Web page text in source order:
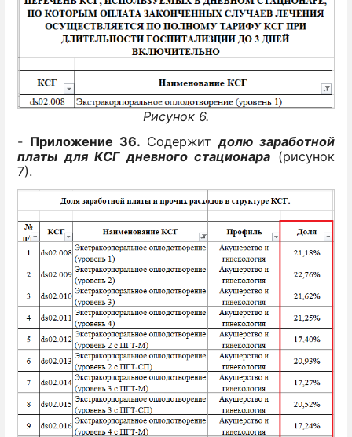
Рисунок 6.
- Приложение 36. Содержит долю заработной
платы для КСГ дневного стационара (рисунок
7).